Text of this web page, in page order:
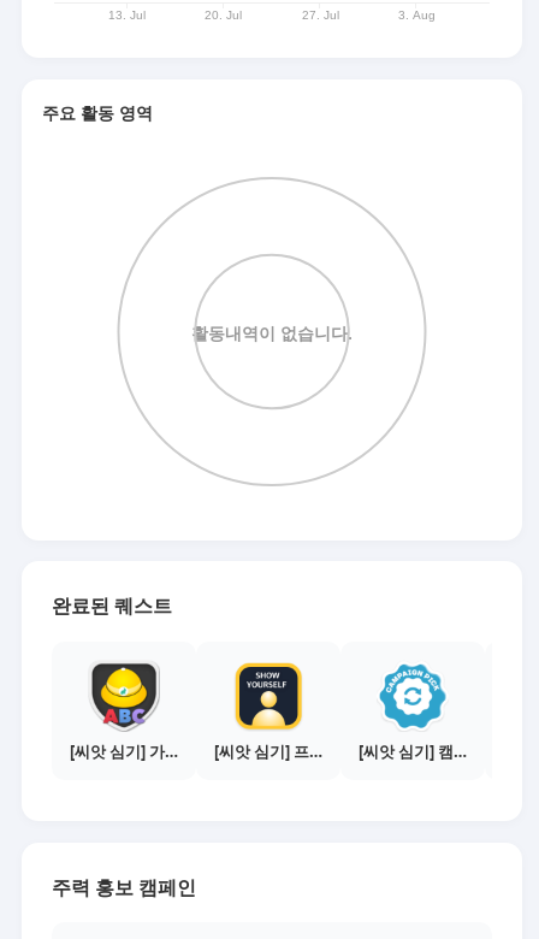
주요 활동 영역
완료된 퀘스트
[씨앗 심기] 가이드보기 - 매체별 활동 가이드 [씨앗 심기] 프로필 사진 등록하기 [씨앗 심기] 캠페인 전환하기
주력 홍보 캠페인